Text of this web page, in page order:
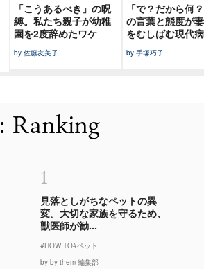
「こうあるべき」の呪
縛。私たち親子が幼稚
園を2度辞めたワケ
by 佐藤友美子
「で？だから何
の言葉と態度が
をむしばむ現代病
by 手塚巧子
: Ranking
1
見落としがちなペットの異
変。大切な家族を守るため、
獣医師が勧...
#HOW TO#ペット
by by them 編集部